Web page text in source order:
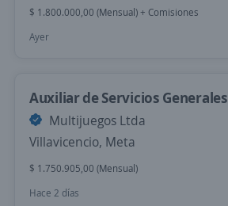
$ 1.800.000,00 (Mensual) + Comisiones
Ayer
Auxiliar de Servicios Generales
Multijuegos Ltda
Villavicencio, Meta
$ 1.750.905,00 (Mensual)
Hace 2 días